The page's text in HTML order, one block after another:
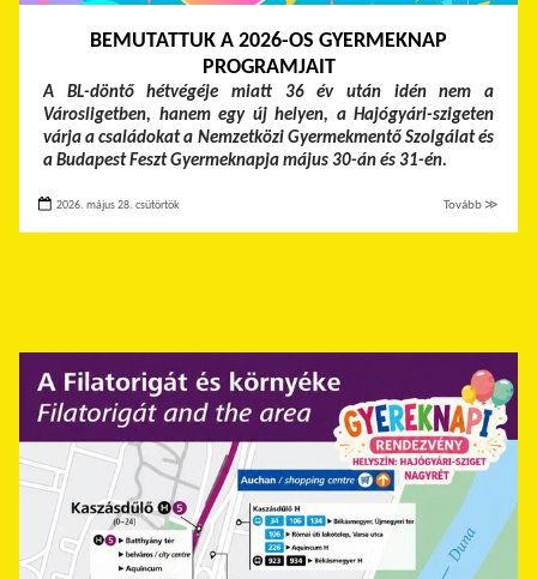
BEMUTATTUK A 2026-OS GYERMEKNAP
PROGRAMJAIT
A BL-döntő hétvégéje miatt 36 év után idén nem a
Városligetben, hanem egy új helyen, a Hajógyári-szigeten
várja a családokat a Nemzetközi Gyermekmentő Szolgálat és
a Budapest Feszt Gyermeknapja május 30-án és 31-én.
2026. május 28. csütörtök Tovább ≫